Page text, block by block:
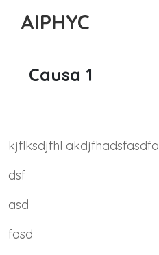
AIPHYC
Causa 1
kjflksdjfhl akdjfhadsfasdfa
dsf
asd
fasd